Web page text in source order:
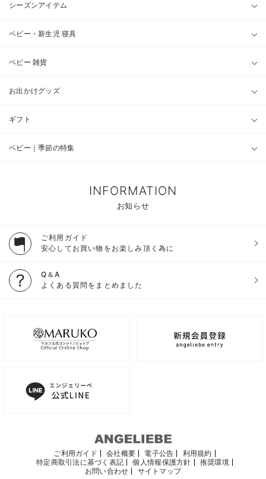
シーズンアイテム
ベビー・新生児 寝具
ベビー 雑貨
お出かけグッズ
ギフト
ベビー｜季節の特集
INFORMATION
お知らせ
ご利用ガイド
安心してお買い物をお楽しみ頂く為に
Q＆A
よくある質問をまとめました
ご利用ガイド 会社概要 電子公告
利用規約
特定商取引法に基づく表記
個人情報保護方針
推奨環境
お問い合わせ
サイトマップ